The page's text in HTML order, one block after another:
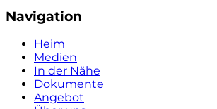
Navigation
Heim
Medien
In der Nähe
Dokumente
Angebot